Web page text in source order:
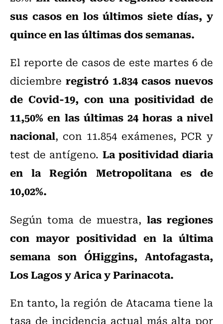
sus casos en los últimos siete días, y
quince en las últimas dos semanas.
El reporte de casos de este martes 6 de
diciembre registró 1.834 casos nuevos
de Covid-19, con una positividad de
11,50% en las últimas 24 horas a nivel
nacional, con 11.854 exámenes, PCR y
test de antígeno. La positividad diaria
en la Región Metropolitana es de
10,02%.
Según toma de muestra, las regiones
con mayor positividad en la última
semana son O´Higgins, Antofagasta,
Los Lagos y Arica y Parinacota.
En tanto, la región de Atacama tiene la
tasa de incidencia actual más alta por